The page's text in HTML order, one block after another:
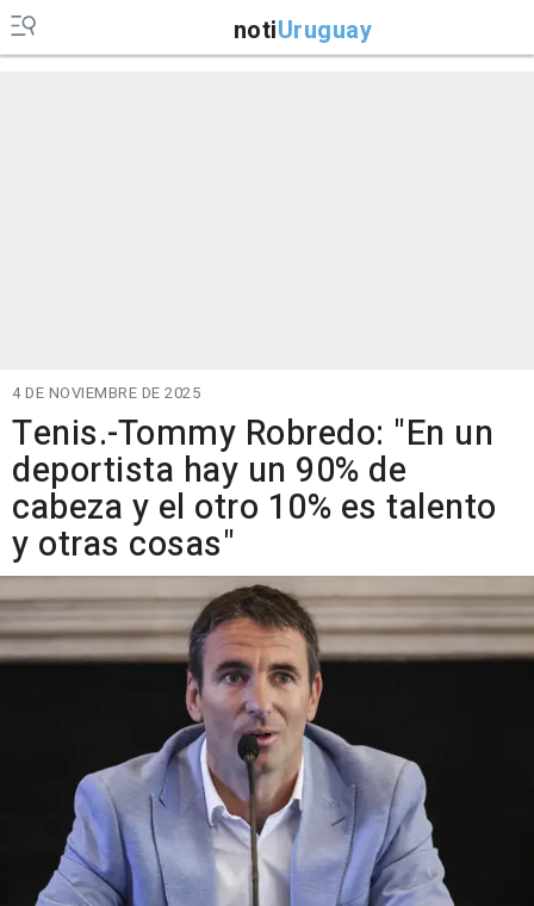
notiUruguay
4 DE NOVIEMBRE DE 2025
Tenis.-Tommy Robredo: "En un
deportista hay un 90% de
cabeza y el otro 10% es talento
y otras cosas"